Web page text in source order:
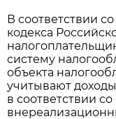
В соответствии
кодекса
систему
объекта
учитывают
в соответствии